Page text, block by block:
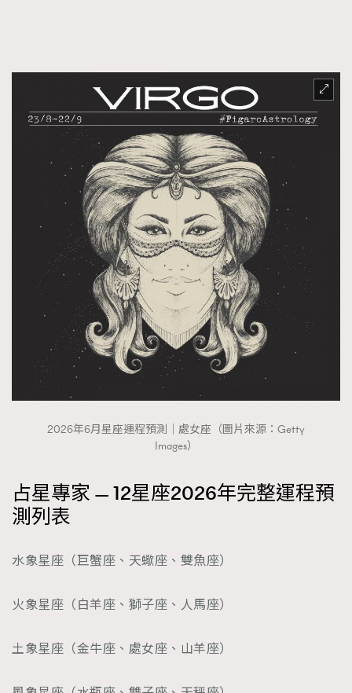
2026年6月星座運程預測｜處女座（圖片來源：Getty
Images）
占星專家 — 12星座2026年完整運程預
測列表
水象星座（巨蟹座、天蠍座、雙魚座）
火象星座（白羊座、獅子座、人馬座）
土象星座（金牛座、處女座、山羊座）